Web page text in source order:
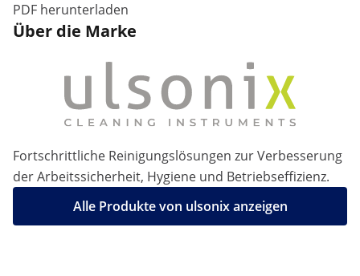
PDF herunterladen
Über die Marke
Fortschrittliche Reinigungslösungen zur Verbesserung
der Arbeitssicherheit, Hygiene und Betriebseffizienz.
Alle Produkte von ulsonix anzeigen